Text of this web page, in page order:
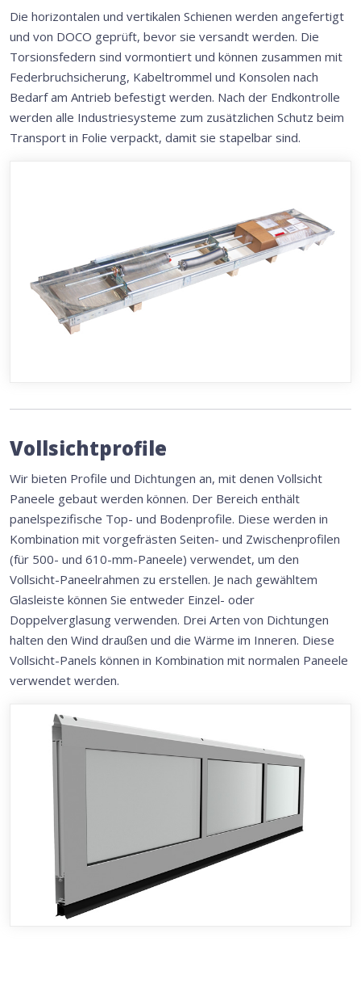
Die horizontalen und vertikalen Schienen werden angefertigt
und von DOCO geprüft, bevor sie versandt werden. Die
Torsionsfedern sind vormontiert und können zusammen mit
Federbruchsicherung, Kabeltrommel und Konsolen nach
Bedarf am Antrieb befestigt werden. Nach der Endkontrolle
werden alle Industriesysteme zum zusätzlichen Schutz beim
Transport in Folie verpackt, damit sie stapelbar sind.
Vollsichtprofile
Wir bieten Profile und Dichtungen an, mit denen Vollsicht
Paneele gebaut werden können. Der Bereich enthält
panelspezifische Top- und Bodenprofile. Diese werden in
Kombination mit vorgefrästen Seiten- und Zwischenprofilen
(für 500- und 610-mm-Paneele) verwendet, um den
Vollsicht-Paneelrahmen zu erstellen. Je nach gewähltem
Glasleiste können Sie entweder Einzel- oder
Doppelverglasung verwenden. Drei Arten von Dichtungen
halten den Wind draußen und die Wärme im Inneren. Diese
Vollsicht-Panels können in Kombination mit normalen Paneele
verwendet werden.